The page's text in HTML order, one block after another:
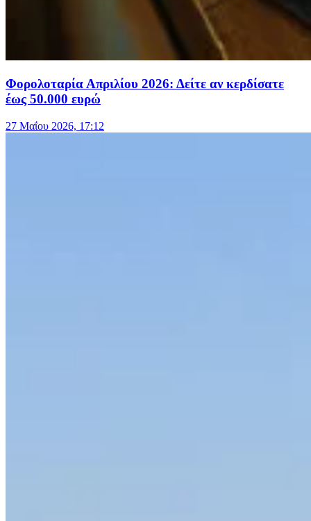
Φορολοταρία Απριλίου 2026: Δείτε αν κερδίσατε
έως 50.000 ευρώ
27 Μαΐου 2026, 17:12